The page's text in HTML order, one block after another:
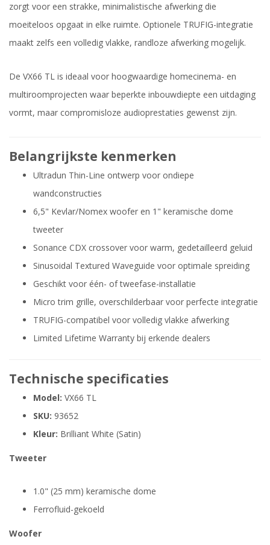
zorgt voor een strakke, minimalistische afwerking die
moeiteloos opgaat in elke ruimte. Optionele TRUFIG-integratie
maakt zelfs een volledig vlakke, randloze afwerking mogelijk.
De VX66 TL is ideaal voor hoogwaardige homecinema- en
multiroomprojecten waar beperkte inbouwdiepte een uitdaging
vormt, maar compromisloze audioprestaties gewenst zijn.
Belangrijkste kenmerken
Ultradun Thin-Line ontwerp voor ondiepe
wandconstructies
6,5" Kevlar/Nomex woofer en 1" keramische dome
tweeter
Sonance CDX crossover voor warm, gedetailleerd geluid
Sinusoidal Textured Waveguide voor optimale spreiding
Geschikt voor één- of tweefase-installatie
Micro trim grille, overschilderbaar voor perfecte integratie
TRUFIG-compatibel voor volledig vlakke afwerking
Limited Lifetime Warranty bij erkende dealers
Technische specificaties
Model: VX66 TL
SKU: 93652
Kleur: Brilliant White (Satin)
Tweeter
1.0" (25 mm) keramische dome
Ferrofluid-gekoeld
Woofer